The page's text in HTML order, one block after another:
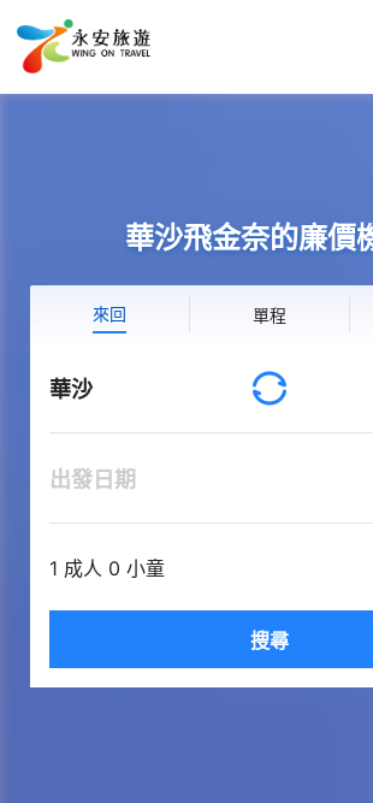
華沙飛金奈的廉價
來回 單程
華沙
出發日期
1 成人 0 小童
搜尋